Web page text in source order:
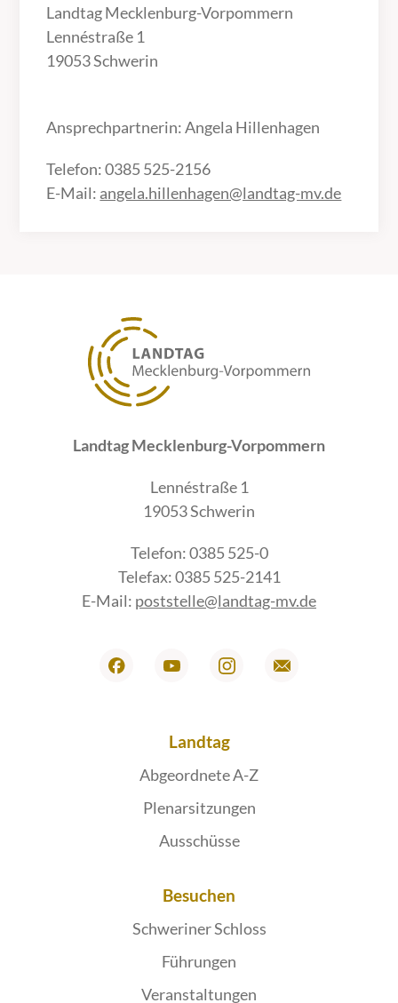
Landtag Mecklenburg-Vorpommern
Lennéstraße 1
19053 Schwerin
Ansprechpartnerin: Angela Hillenhagen
Telefon: 0385 525-2156
E-Mail: angela.hillenhagen@landtag-mv.de
Landtag Mecklenburg-Vorpommern
Lennéstraße 1
19053 Schwerin
Telefon: 0385 525-0
Telefax: 0385 525-2141
E-Mail: poststelle@landtag-mv.de
Landtag
Abgeordnete A-Z
Plenarsitzungen
Ausschüsse
Besuchen
Schweriner Schloss
Führungen
Veranstaltungen